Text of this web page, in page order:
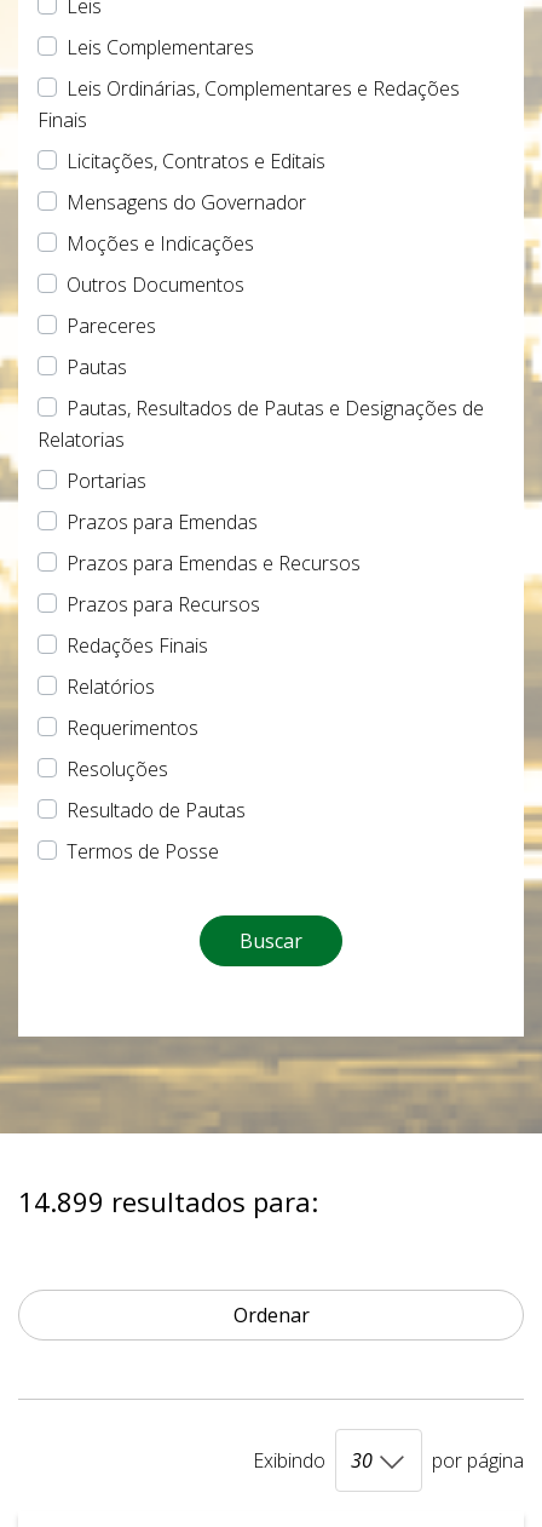
Leis
Leis Complementares
Leis Ordinárias, Complementares e Redações
Finais
Licitações, Contratos e Editais
Mensagens do Governador
Moções e Indicações
Outros Documentos
Pareceres
Pautas
Pautas, Resultados de Pautas e Designações de
Relatorias
Portarias
Prazos para Emendas
Prazos para Emendas e Recursos
Prazos para Recursos
Redações Finais
Relatórios
Requerimentos
Resoluções
Resultado de Pautas
Termos de Posse
Buscar
14.899 resultados para:
Ordenar
Exibindo por página